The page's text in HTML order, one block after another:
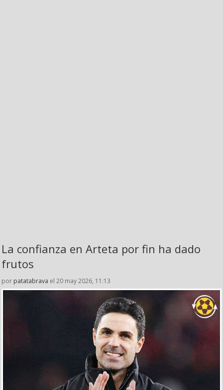
La confianza en Arteta por fin ha dado
frutos
por patatabrava el 20 may 2026, 11:13